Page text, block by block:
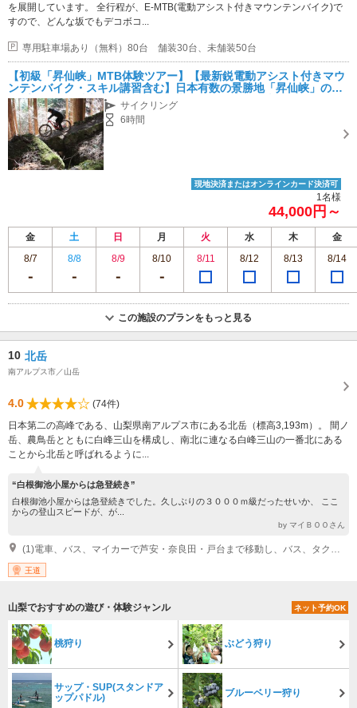
を展開しています。 全行程が、E-MTB(電動アシスト付きマウンテンバイク)で
すので、どんな坂でもデコボコ...
専用駐車場あり（無料）80台 舗装30台、未舗装50台
【初級「昇仙峡」MTB体験ツアー】【最新鋭電動アシスト付きマウ
ンテンバイク・スキル講習含む】日本有数の景勝地「昇仙峡」のロ
ープウェイに乗車し、山頂から歴史をつなぐ古道を走るマウンテン
バイクツアー
サイクリング
6時間
現地決済またはオンラインカード決済可
1名様
44,000円～
金 土 日 月 火 水 木
金
8/7
8/8 8/9 8/10 8/11 8/12 8/13 8/14
この施設のプランをもっと見る
10 北岳
南アルプス市／山岳
4.0
(74件)
日本第二の高峰である、山梨県南アルプス市にある北岳（標高3,193m）。 間ノ
岳、農鳥岳とともに白峰三山を構成し、南北に連なる白峰三山の一番北にある
ことから北岳と呼ばれるように...
“白根御池小屋からは急登続き”
白根御池小屋からは急登続きでした。久しぶりの３０００ｍ級だったせいか、 ここ
からの登山スピードが、が...
by マイＢＯＯさん
(1)電車、バス、マイカーで芦安・奈良田・戸台まで移動し、バス、タクシーで広河原（登山口）へ ※芦安～広河原間、奈良田～広河原間、戸台～広河原間はマイカー規制あり
王道
山梨でおすすめの遊び・体験ジャンル ネット予約OK
桃狩り ぶどう狩り
サップ・SUP(スタンドア
ップパドル)
ブルーベリー狩り